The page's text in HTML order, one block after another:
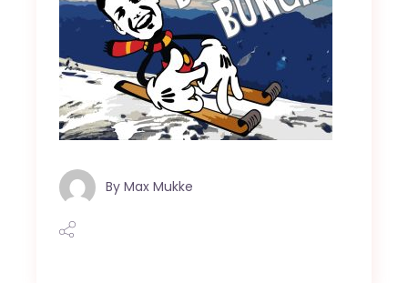
By Max Mukke